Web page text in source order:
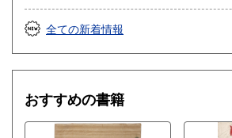
全ての新着情報
おすすめの書籍